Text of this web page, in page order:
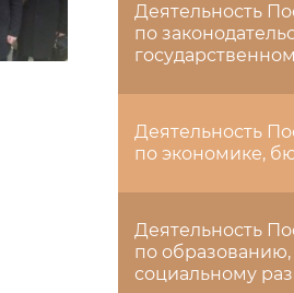
Деятельность
по
Деятельность
по экономике,
Деятельность
по образованию,
социальному